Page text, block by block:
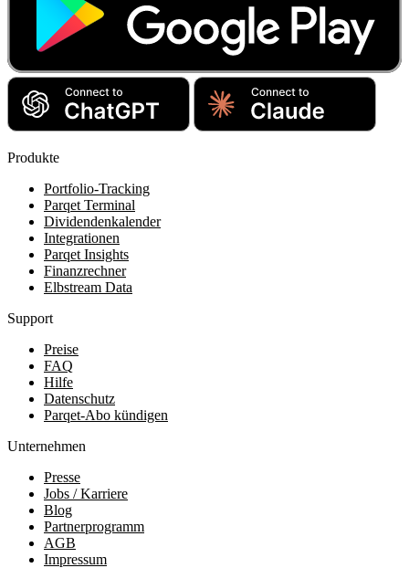
Produkte
Portfolio-Tracking
Parqet Terminal
Dividendenkalender
Integrationen
Parqet Insights
Finanzrechner
Elbstream Data
Support
Preise
FAQ
Hilfe
Datenschutz
Parqet-Abo kündigen
Unternehmen
Presse
Jobs / Karriere
Blog
Partnerprogramm
AGB
Impressum